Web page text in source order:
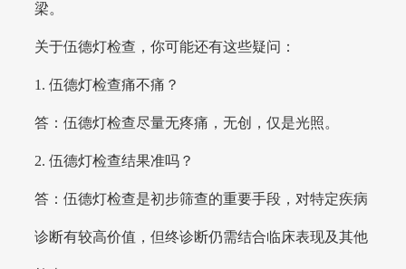
梁。
关于伍德灯检查，你可能还有这些疑问：
1. 伍德灯检查痛不痛？
答：伍德灯检查尽量无疼痛，无创，仅是光照。
2. 伍德灯检查结果准吗？
答：伍德灯检查是初步筛查的重要手段，对特定疾病
诊断有较高价值，但终诊断仍需结合临床表现及其他